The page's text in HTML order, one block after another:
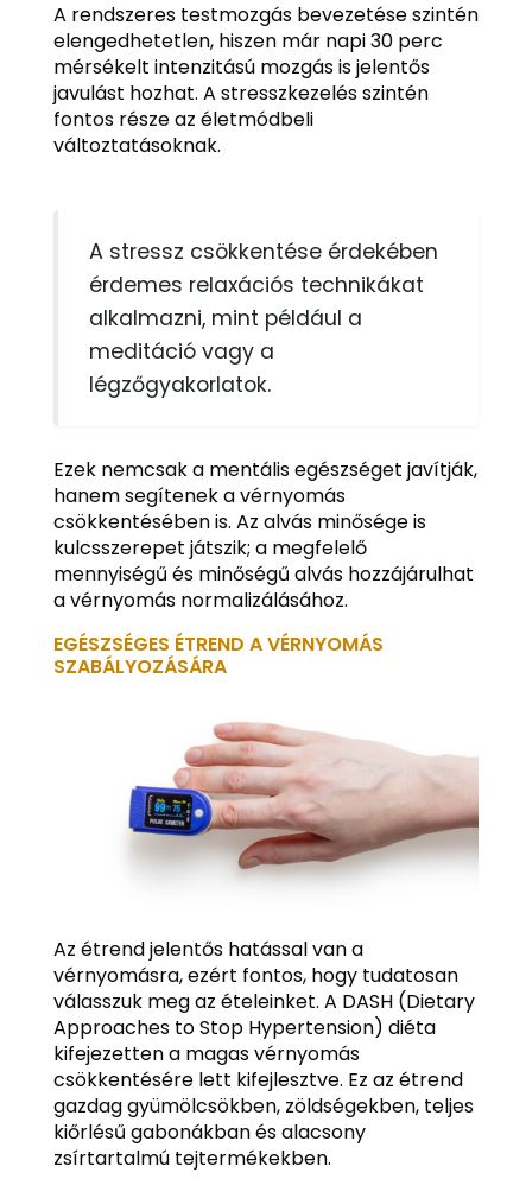
A rendszeres testmozgás bevezetése szintén
elengedhetetlen, hiszen már napi 30 perc
mérsékelt intenzitású mozgás is jelentős
javulást hozhat. A stresszkezelés szintén
fontos része az életmódbeli
változtatásoknak.
A stressz csökkentése érdekében
érdemes relaxációs technikákat
alkalmazni, mint például a
meditáció vagy a
légzőgyakorlatok.
Ezek nemcsak a mentális egészséget javítják,
hanem segítenek a vérnyomás
csökkentésében is. Az alvás minősége is
kulcsszerepet játszik; a megfelelő
mennyiségű és minőségű alvás hozzájárulhat
a vérnyomás normalizálásához.
EGÉSZSÉGES ÉTREND A VÉRNYOMÁS
SZABÁLYOZÁSÁRA
Az étrend jelentős hatással van a
vérnyomásra, ezért fontos, hogy tudatosan
válasszuk meg az ételeinket. A DASH (Dietary
Approaches to Stop Hypertension) diéta
kifejezetten a magas vérnyomás
csökkentésére lett kifejlesztve. Ez az étrend
gazdag gyümölcsökben, zöldségekben, teljes
kiőrlésű gabonákban és alacsony
zsírtartalmú tejtermékekben.